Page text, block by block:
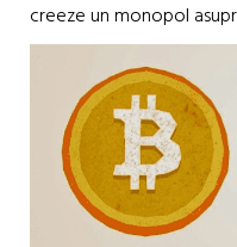
creeze un monopol